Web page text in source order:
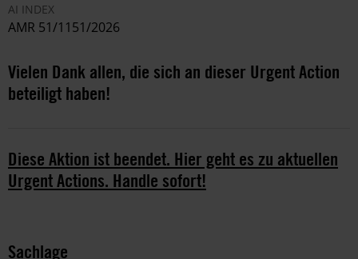
AI INDEX
AMR 51/1151/2026
Vielen Dank allen, die sich an dieser Urgent Action
beteiligt haben!
Diese Aktion ist beendet. Hier geht es zu aktuellen
Urgent Actions. Handle sofort!
Sachlage